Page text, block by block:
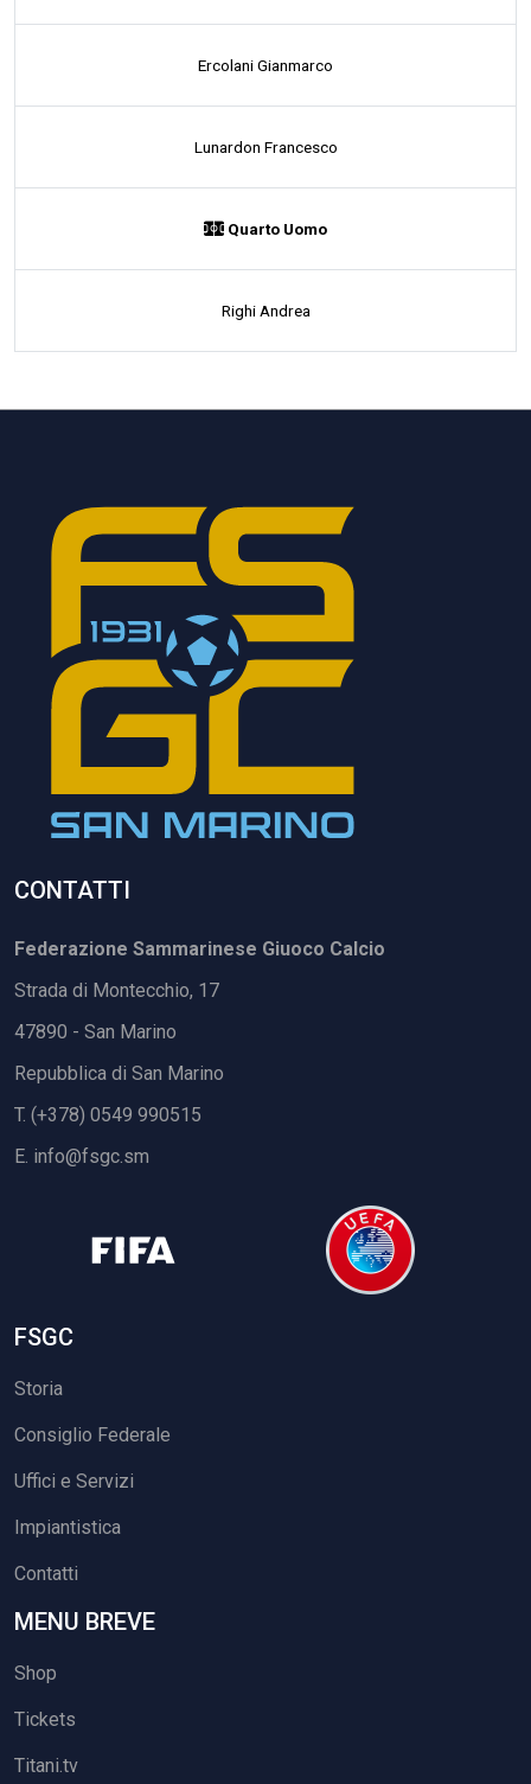
Ercolani Gianmarco
Lunardon Francesco
Quarto Uomo
Righi Andrea
CONTATTI
Federazione Sammarinese Giuoco Calcio
Strada di Montecchio, 17
47890 - San Marino
Repubblica di San Marino
T. (+378) 0549 990515
E. info@fsgc.sm
FSGC
Storia
Consiglio Federale
Uffici e Servizi
Impiantistica
Contatti
MENU BREVE
Shop
Tickets
Titani.tv